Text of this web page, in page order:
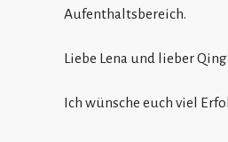
Aufenthaltsbereich.
Liebe Lena und lieber
Ich wünsche euch viel